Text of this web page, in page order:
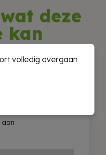
deze
kan
voor uw
aan
volledig overgaan